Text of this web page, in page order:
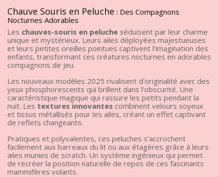
Chauve Souris en Peluche : Des Compagnons
Nocturnes Adorables
Les chauves-souris en peluche séduisent par leur charme
unique et mystérieux. Leurs ailes déployées majestueuses
et leurs petites oreilles pointues captivent l'imagination des
enfants, transformant ces créatures nocturnes en adorables
compagnons de jeu.
Les nouveaux modèles 2025 rivalisent d'originalité avec des
yeux phosphorescents qui brillent dans l'obscurité. Une
caractéristique magique qui rassure les petits pendant la
nuit. Les textures innovantes combinent velours soyeux
et tissus métallisés pour les ailes, créant un effet captivant
de reflets changeants.
Pratiques et polyvalentes, ces peluches s'accrochent
facilement aux barreaux du lit ou aux étagères grâce à leurs
ailes munies de scratch. Un système ingénieux qui permet
de recréer la position naturelle de repos de ces fascinants
mammifères volants.